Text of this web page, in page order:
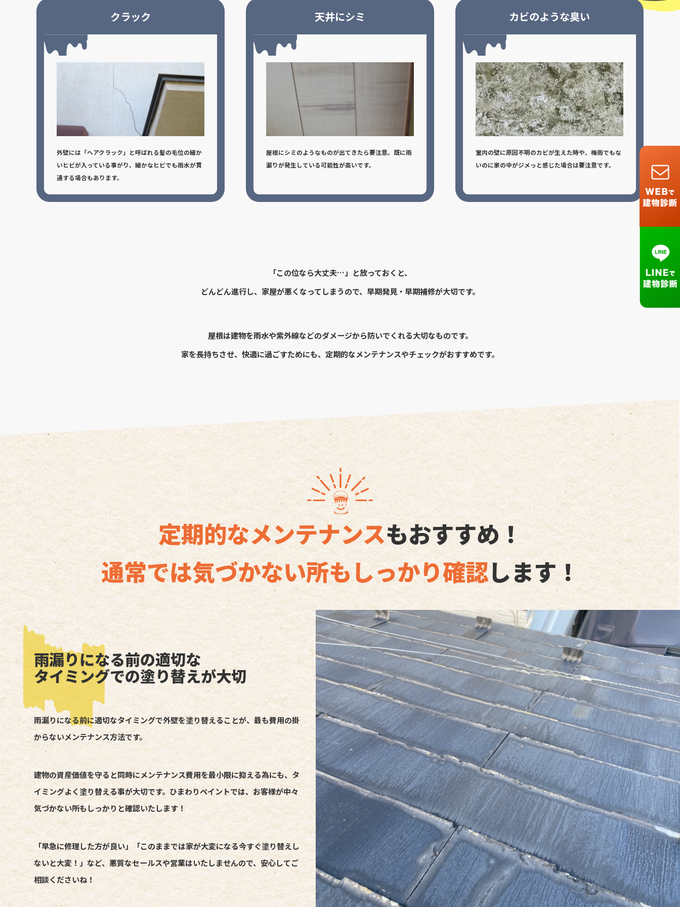
クラック
外壁には「ヘアクラック」と呼ばれる髪の毛位の細か
いヒビが入っている事がり、細かなヒビでも雨水が貫
通する場合もあります。
天井にシミ
屋根にシミのようなものが出てきたら要注意。既に雨
漏りが発生している可能性が高いです。
カビのような臭い
室内の壁に原因不明のカビが生えた時や、梅雨でもな
いのに家の中がジメっと感じた場合は要注意です。
「この位なら大丈夫…」と放っておくと、
どんどん進行し、家屋が悪くなってしまうので、早期発見・早期補修が大切です。
屋根は建物を雨水や紫外線などのダメージから防いでくれる大切なものです。
家を長持ちさせ、快適に過ごすためにも、定期的なメンテナンスやチェックがおすすめです。
定期的なメンテナンスもおすすめ！
通常では気づかない所もしっかり確認します！
雨漏りになる前の適切な
タイミングでの塗り替えが大切
雨漏りになる前に適切なタイミングで外壁を塗り替えることが、最も費用の掛
からないメンテナンス方法です。
建物の資産価値を守ると同時にメンテナンス費用を最小限に抑える為にも、タ
イミングよく塗り替える事が大切です。ひまわりペイントでは、お客様が中々
気づかない所もしっかりと確認いたします！
「早急に修理した方が良い」「このままでは家が大変になる今すぐ塗り替えし
ないと大変！」など、悪質なセールスや営業はいたしませんので、安心してご
相談くださいね！